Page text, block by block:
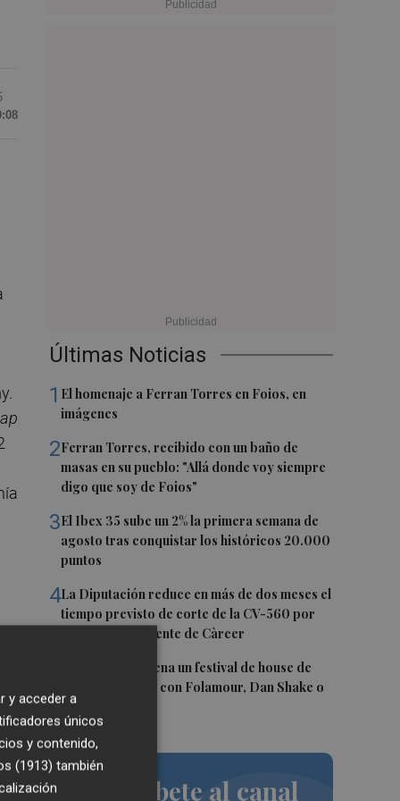
Últimas Noticias
1 El homenaje a Ferran Torres en Foios, en
imágenes
2Ferran Torres, recibido con un baño de
masas en su pueblo: "Allá donde voy siempre
digo que soy de Foios"
3El Ibex 35 sube un 2% la primera semana de
agosto tras conquistar los históricos 20.000
puntos
4La Diputación reduce en más de dos meses el
tiempo previsto de corte de la CV-560 por
las obras del puente de Càrcer
Roig Arena estrena un festival de house de
más de 10 horas con Folamour, Dan Shake o
The Basement
Suscríbete al canal
y acceder a
únicos
y contenido,
(1913) también